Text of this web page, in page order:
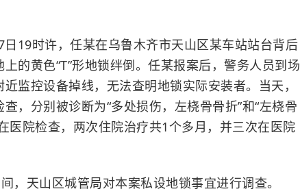
19时许，任某在乌鲁木齐市天山区某车站站台背后
的黄色“T”形地锁绊倒。任某报案后，警务人员到场
监控设备掉线，无法查明地锁实际安装者。当天，
，分别被诊断为“多处损伤，左桡骨骨折”和“左桡骨
医院检查，两次住院治疗共1个多月，并三次在医院
，天山区城管局对本案私设地锁事宜进行调查。